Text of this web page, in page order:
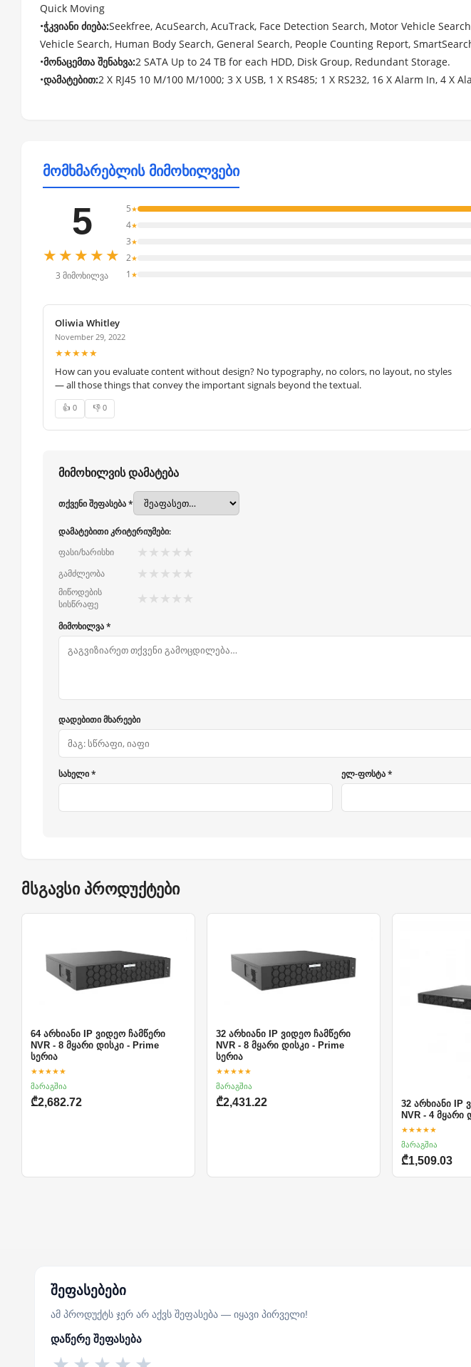
Quick Moving
•ჭკვიანი ძიება:Seekfree, AcuSearch, AcuTrack, Face Detection Search, Motor Vehicle
Vehicle Search, Human Body Search, General Search, People Counting Report,
•მონაცემთა შენახვა:2 SATA Up to 24 TB for each HDD, Disk Group, Redundant Storage.
•დამატებით:2 X RJ45 10 M/100 M/1000; 3 X USB, 1 X RS485; 1 X RS232, 16 X Alarm In, 4 X
მომხმარებლის მიმოხილვები
5
★★★★★
3 მიმოხილვა
5★
4★
3★
2★
1 ★
Oliwia Whitley
November 29, 2022
★★★★★
How can you evaluate content without design? No typography, no colors, no layout, no styles
— all those things that convey the important signals beyond the textual.
👍 0 👎 0
მიმოხილვის დამატება
თქვენი შეფასება *
დამატებითი კრიტერიუმები:
ფასი/ხარისხი
★ ★ ★ ★ ★
გამძლეობა ★ ★ ★ ★ ★
მიწოდების
სისწრაფე
★ ★ ★ ★ ★
მიმოხილვა *
დადებითი მხარეები
სახელი * ელ-ფოსტა *
მსგავსი პროდუქტები
64 არხიანი IP ვიდეო ჩამწერი
NVR - 8 მყარი დისკი - Prime
სერია
★★★★★
მარაგშია
₾2,682.72
32 არხიანი IP ვიდეო ჩამწერი
NVR - 8 მყარი დისკი - Prime
სერია
★★★★★
მარაგშია
₾2,431.22
32 არხიანი IP
NVR - 4 მყარი
★★★★★
მარაგშია
₾1,509.03
შეფასებები
ამ პროდუქტს ჯერ არ აქვს შეფასება — იყავი პირველი!
დაწერე შეფასება